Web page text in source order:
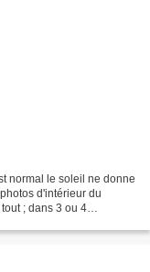
normal le soleil ne donne
d'intérieur du
; dans 3 ou 4